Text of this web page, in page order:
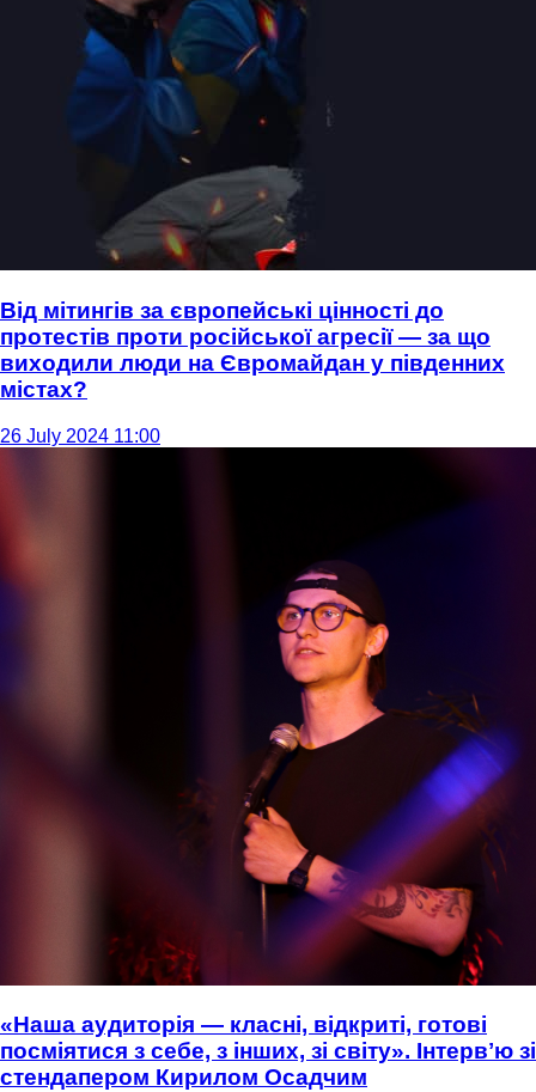
Від мітингів за європейські цінності до
протестів проти російської агресії — за що
виходили люди на Євромайдан у південних
містах?
26 July 2024 11:00
«Наша аудиторія — класні, відкриті, готові
посміятися з себе, з інших, зі світу». Інтервʼю зі
стендапером Кирилом Осадчим